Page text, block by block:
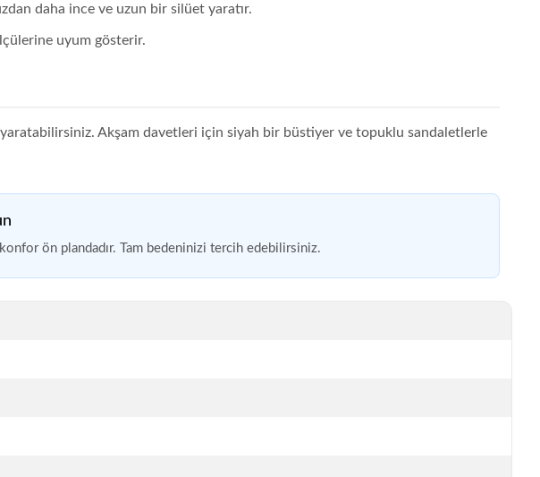
daha ince ve uzun bir silüet yaratır.
uyum gösterir.
Akşam davetleri için siyah bir büstiyer ve topuklu sandaletlerle
ön plandadır. Tam bedeninizi tercih edebilirsiniz.